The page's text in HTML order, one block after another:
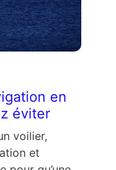
en
éviter
voilier,
et